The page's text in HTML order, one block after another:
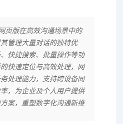
页版在高效沟通场景中的
管理大量对话的独特优
快捷搜索、批量操作等功
快速定位与高效处理，网
处理能力，支持跨设备同
，为企业及个人用户提供
案，重塑数字化沟通新维